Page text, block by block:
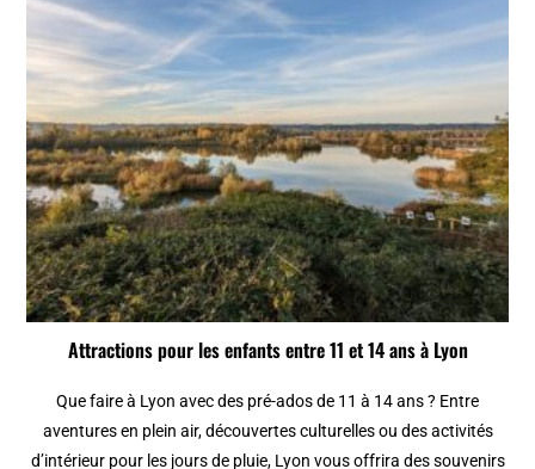
Attractions pour les enfants entre 11 et 14 ans à Lyon
Que faire à Lyon avec des pré-ados de 11 à 14 ans ? Entre
aventures en plein air, découvertes culturelles ou des activités
d’intérieur pour les jours de pluie, Lyon vous offrira des souvenirs